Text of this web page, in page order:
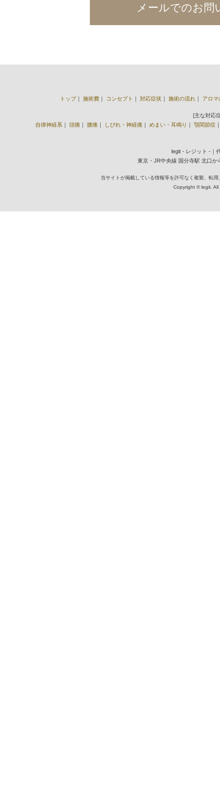
メールでのお問
トップ｜ 施術費 ｜ コンセプト ｜ 対応症状 ｜ 施術の流れ ｜ アロマ
[主な対応
自律神経系 ｜ 頭痛 ｜ 腰痛 ｜ しびれ・神経痛 ｜ めまい・耳鳴り ｜ 顎関節症
legit - レジット -
東京・JR中央線 国分寺駅 北口か
当サイトが掲載している情報等を許可なく複製、転
Copyright © legit.